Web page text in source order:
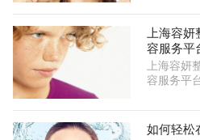
上海容
容服务平
上海容妍
容服务平
如何轻松